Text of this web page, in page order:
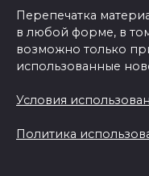
Перепечатка
в любой форме, в
возможно только
использованные
Условия
Политика